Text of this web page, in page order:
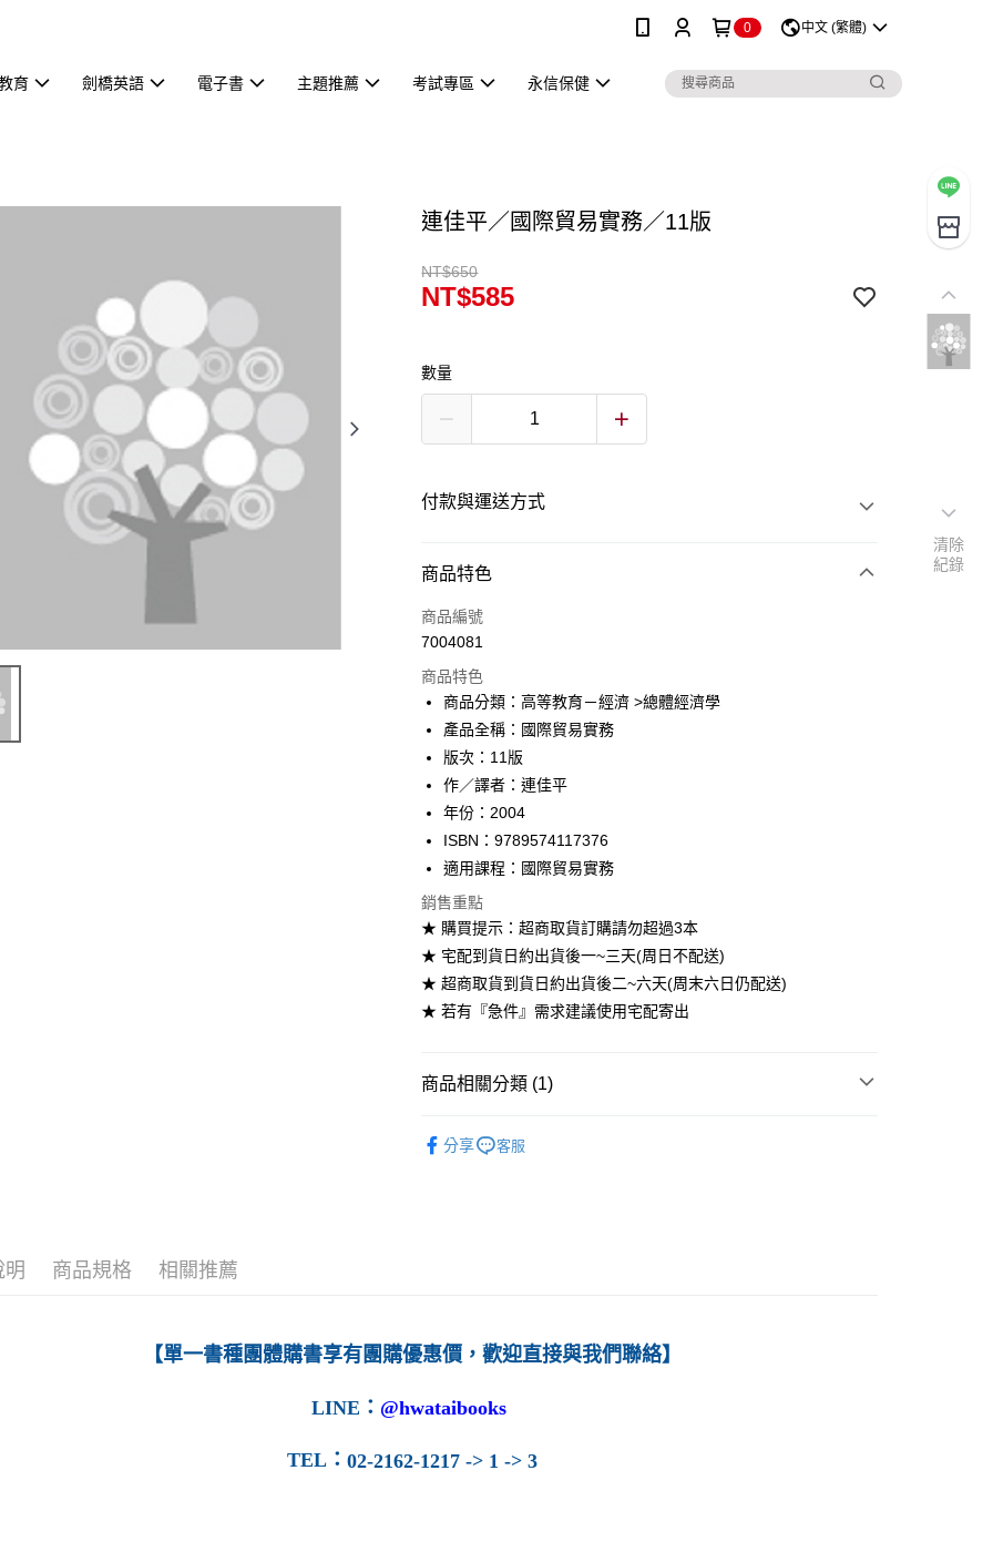
0 中文 (繁體)
育 劍橋英語 電子書 主題推薦 考試專區 永信保健
連佳平／國際貿易實務／11版
NT$650
NT$585
數量
付款與運送方式
付款方式
信用卡一次付款
Apple Pay
Google Pay
ATM付款
運送方式
每筆NT$60
付款後全家取貨
每筆NT$60
每筆NT$60
商品特色
商品編號
7004081
商品特色
商品分類：高等教育－經濟 >總體經濟學
產品全稱：國際貿易實務
版次：11版
作／譯者：連佳平
年份：2004
ISBN：9789574117376
適用課程：國際貿易實務
銷售重點
★ 購買提示：超商取貨訂購請勿超過3本
★ 宅配到貨日約出貨後一~三天(周日不配送)
★ 超商取貨到貨日約出貨後二~六天(周末六日仍配送)
★ 若有『急件』需求建議使用宅配寄出
商品相關分類 (1)
分享
客服
明 商品規格 相關推薦
【單一書種團體購書享有團購優惠價，歡迎直接與我們聯絡】
LINE ： @hwataibooks
TEL： 02-2162-1217 -> 1 -> 3
清除
紀錄